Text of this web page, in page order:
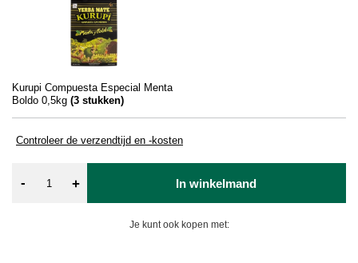
Kurupi Compuesta Especial Menta
Boldo 0,5kg (3 stukken)
Controleer de verzendtijd en -kosten
- + In winkelmand
Je kunt ook kopen met: